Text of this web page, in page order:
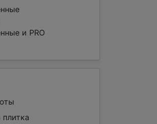
и PRO
плитка